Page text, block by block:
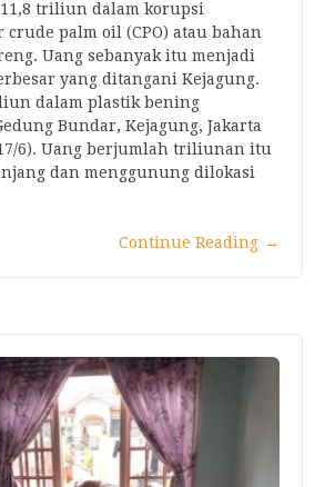
triliun dalam korupsi
crude palm oil (CPO) atau bahan
Uang sebanyak itu menjadi
yang ditangani Kejagung.
dalam plastik bening
Bundar, Kejagung, Jakarta
6). Uang berjumlah triliunan itu
dan menggunung dilokasi
Continue Reading →